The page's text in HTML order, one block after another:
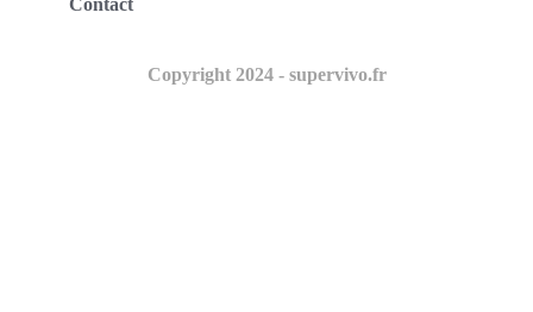
Contact
Copyright 2024 - supervivo.fr